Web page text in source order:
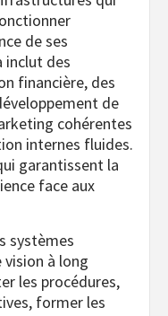
de ses
inclut des
financière, des
de
cohérentes
internes fluides.
garantissent la
face aux
systèmes
vision à long
les procédures,
former les